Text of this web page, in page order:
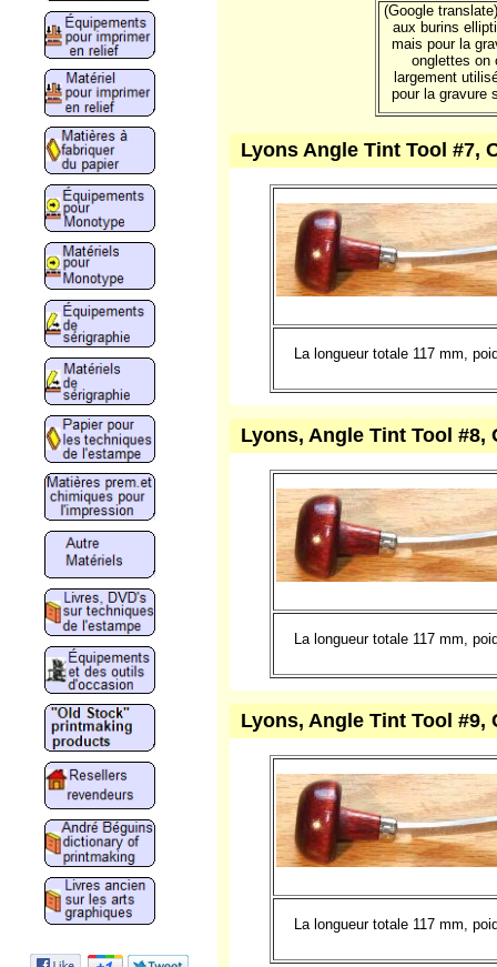
(Google
aux burins
mais pour la
onglettes on
largement
pour la gravure
Lyons Angle Tint Tool #7,
La longueur totale 117 mm,
Lyons, Angle Tint Tool
La longueur totale 117 mm,
Lyons, Angle Tint Tool